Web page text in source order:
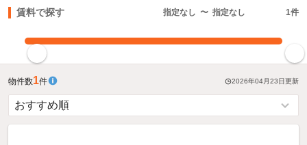
賃料で探す 指定なし 〜 指定なし 1件
物件数1件 2026年04月23日更新